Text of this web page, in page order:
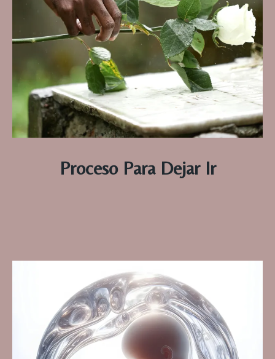
Proceso Para Dejar Ir